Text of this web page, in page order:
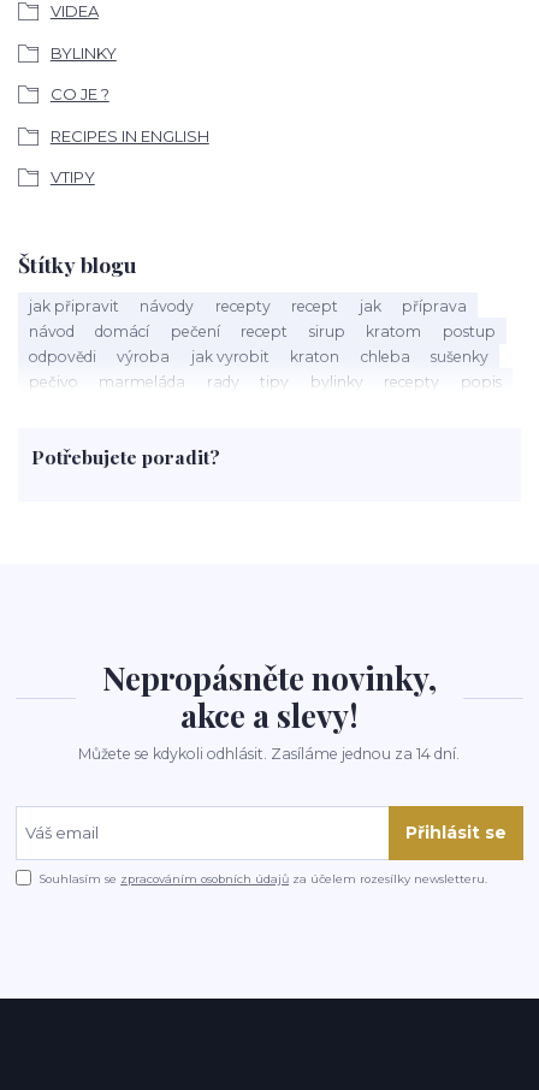
VIDEA
BYLINKY
CO JE ?
RECIPES IN ENGLISH
VTIPY
Štítky blogu
jak připravit návody recepty recept jak
příprava
návod
domácí pečení recept sirup kratom
postup
odpovědi
výroba jak vyrobit kraton chleba
sušenky
pečivo
marmeláda rady tipy bylinky recepty
popis
rohlíky
grilování čaj
Potřebujete poradit?
Nepropásněte novinky,
akce a slevy!
Můžete se kdykoli odhlásit. Zasíláme jednou za 14 dní.
Přihlásit se
Souhlasím se zpracováním osobních údajů za účelem rozesílky newsletteru.